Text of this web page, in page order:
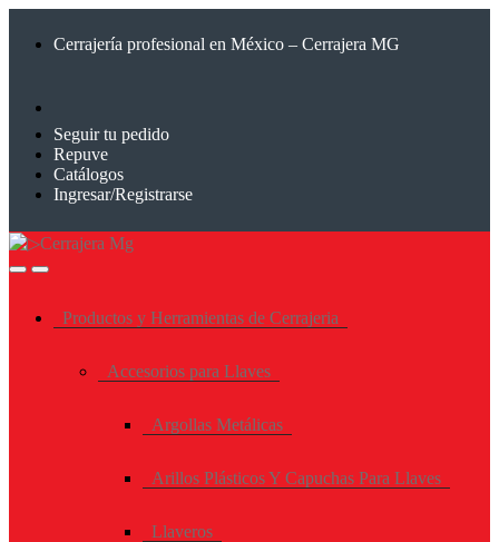
Cerrajería profesional en México – Cerrajera MG
Seguir tu pedido
Repuve
Catálogos
Ingresar/Registrarse
Productos y Herramientas de Cerrajeria
Accesorios para Llaves
Argollas Metálicas
Arillos Plásticos Y Capuchas Para Llaves
Llaveros